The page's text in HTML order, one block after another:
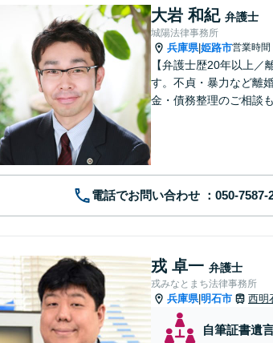
大岩 和紀 弁護士
城陽法律事務所
兵庫県|姫路市営業時間
【弁護士歴20年以上
す。不貞・暴力など離
金・債務整理のご相談
電話でお問い合わせ
戎 卓一 弁護士
戎みなとまち法律事務所
兵庫県|明石市 西明
自筆証書遺